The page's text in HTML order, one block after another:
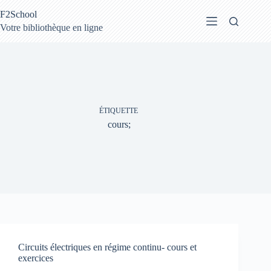
au
contenu
F2School
Votre bibliothèque en ligne
ÉTIQUETTE
cours;
Circuits électriques en régime continu- cours et
exercices